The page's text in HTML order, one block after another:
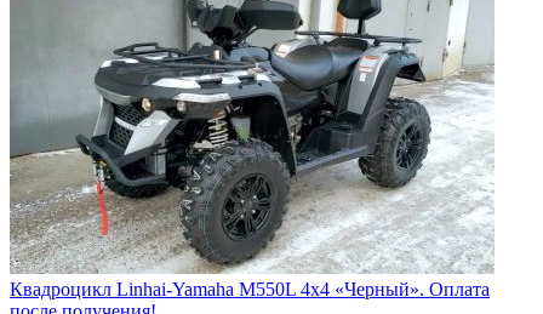
Квадроцикл Linhai-Yamaha M550L 4x4 «Черный». Оплата